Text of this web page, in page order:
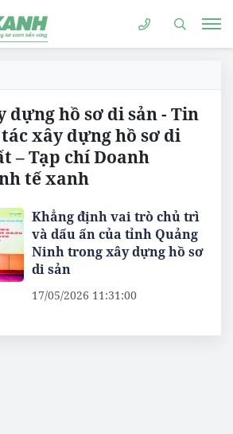
dựng hồ sơ di sản - Tin
xây dựng hồ sơ di
– Tạp chí Doanh
tế xanh
Khẳng định vai trò chủ trì
và dấu ấn của tỉnh Quảng
Ninh trong xây dựng hồ sơ
di sản
17/05/2026 11:31:00